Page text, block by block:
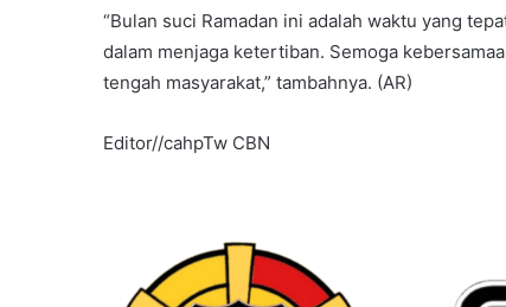
“Bulan suci Ramadan ini adalah waktu yang
dalam menjaga ketertiban. Semoga
tengah masyarakat,” tambahnya. (AR)
Editor//cahpTw CBN